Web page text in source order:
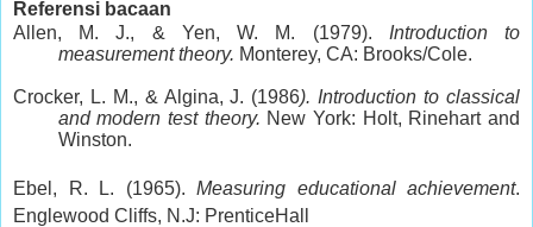
Referensi bacaan
Allen, M. J., & Yen, W. M. (1979). Introduction to
measurement theory. Monterey, CA: Brooks/Cole.
Crocker, L. M., & Algina, J. (1986). Introduction to classical
and modern test theory. New York: Holt, Rinehart and
Winston.
Ebel, R. L. (1965). Measuring educational achievement.
Englewood Cliffs, N.J: PrenticeHall